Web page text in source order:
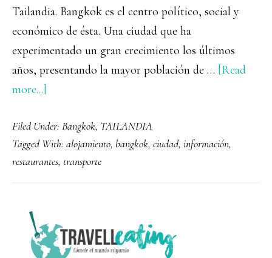
Tailandia. Bangkok es el centro político, social y
económico de ésta. Una ciudad que ha
experimentado un gran crecimiento los últimos
años, presentando la mayor población de … [Read
more...]
transporte,
alojamiento
y
restaurantes
Filed Under: Bangkok, TAILANDIA
Tagged With: alojamiento, bangkok, ciudad, información,
restaurantes, transporte
PRIMARY
SIDEBAR